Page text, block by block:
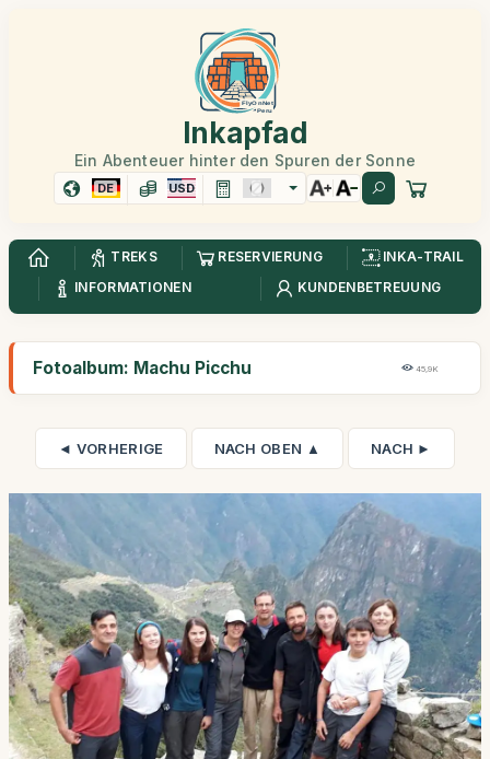
Inkapfad
Ein Abenteuer hinter den Spuren der Sonne
DE USD
TREKS RESERVIERUNG
INKA-TRAIL
INFORMATIONEN
KUNDENBETREUUNG
Fotoalbum: Machu Picchu 45,9K
◄ VORHERIGE NACH OBEN ▲ NACH ►